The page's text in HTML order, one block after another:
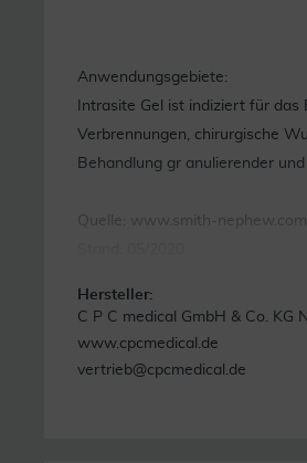
Anwendungsgebiete:
Intrasite Gel ist indiziert für
Verbrennungen, chirurgische
Behandlung gr anulierender
Quelle: www.smith-nephew.com
Hersteller:
C P C medical GmbH & Co. KG
www.cpcmedical.de
vertrieb@cpcmedical.de